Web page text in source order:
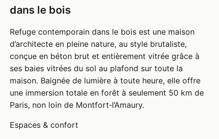
dans le bois
Refuge contemporain dans le bois est une maison
d’architecte en pleine nature, au style brutaliste,
conçue en béton brut et entièrement vitrée grâce à
ses baies vitrées du sol au plafond sur toute la
maison. Baignée de lumière à toute heure, elle offre
une immersion totale en forêt à seulement 50 km de
Paris, non loin de Montfort‑l’Amaury.
Espaces & confort